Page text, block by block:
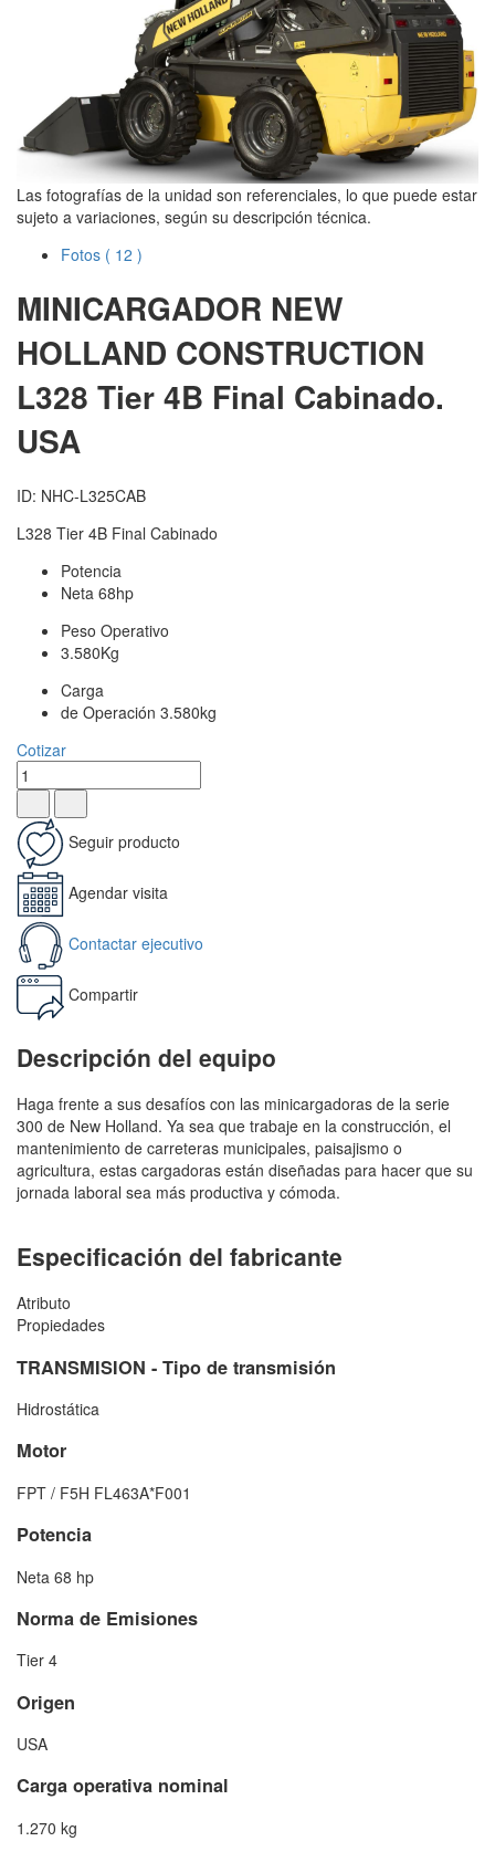
Las fotografías de la unidad son referenciales, lo que puede estar
sujeto a variaciones, según su descripción técnica.
Fotos ( 12 )
MINICARGADOR NEW
HOLLAND CONSTRUCTION
L328 Tier 4B Final Cabinado.
USA
ID: NHC-L325CAB
L328 Tier 4B Final Cabinado
Potencia
Neta 68hp
Peso Operativo
3.580Kg
Carga
de Operación 3.580kg
Cotizar
Seguir producto
Agendar visita
Contactar ejecutivo
Compartir
Descripción del equipo
Haga frente a sus desafíos con las minicargadoras de la serie
300 de New Holland. Ya sea que trabaje en la construcción, el
mantenimiento de carreteras municipales, paisajismo o
agricultura, estas cargadoras están diseñadas para hacer que su
jornada laboral sea más productiva y cómoda.
Especificación del fabricante
Atributo
Propiedades
TRANSMISION - Tipo de transmisión
Hidrostática
Motor
FPT / F5H FL463A*F001
Potencia
Neta 68 hp
Norma de Emisiones
Tier 4
Origen
USA
Carga operativa nominal
1.270 kg